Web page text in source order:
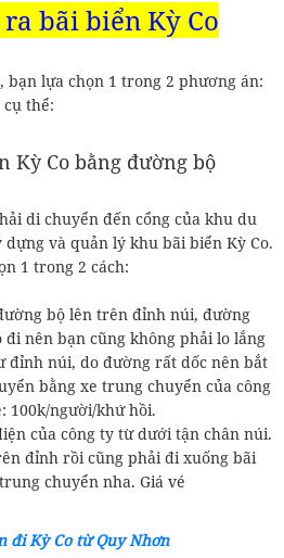
bãi biển Kỳ Co
bạn lựa chọn 1 trong 2 phương án:
thể:
Kỳ Co bằng đường bộ
di chuyển đến cổng của khu du
và quản lý khu bãi biển Kỳ Co.
1 trong 2 cách:
bộ lên trên đỉnh núi, đường
đi nên bạn cũng không phải lo lắng
đỉnh núi, do đường rất dốc nên bắt
bằng xe trung chuyển của công
100k/người/khứ hồi.
của công ty từ dưới tận chân núi.
đỉnh rồi cũng phải đi xuống bãi
chuyển nha. Giá vé
đi Kỳ Co từ Quy Nhơn